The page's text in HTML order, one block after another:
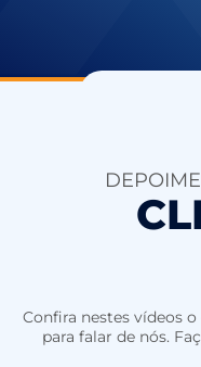
Confira nestes vídeos
para falar de nós.